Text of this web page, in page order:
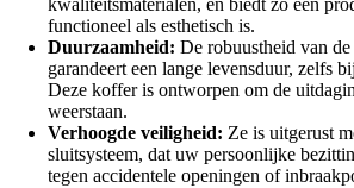
kwaliteitsmaterialen, en biedt zo een
functioneel als esthetisch is.
Duurzaamheid: De robuustheid van
garandeert een lange levensduur, zelfs
Deze koffer is ontworpen om de
weerstaan.
Verhoogde veiligheid: Ze is uitgerust
sluitsysteem, dat uw persoonlijke
tegen accidentele openingen of